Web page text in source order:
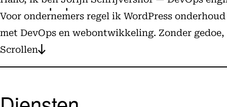
Voor ondernemers regel ik WordPress
met DevOps en webontwikkeling. Zonder
Scrollen